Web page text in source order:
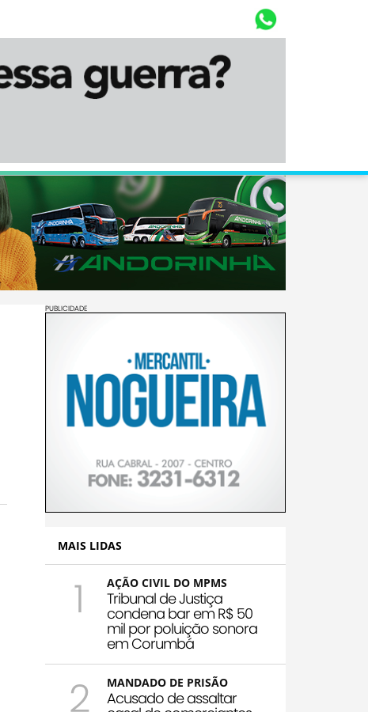
Diário Corumbaense
PUBLICIDADE
MAIS LIDAS
1 AÇÃO CIVIL DO MPMS
Tribunal de Justiça
condena bar em R$ 50
mil por poluição sonora
em Corumbá
2 MANDADO DE PRISÃO
Acusado de assaltar